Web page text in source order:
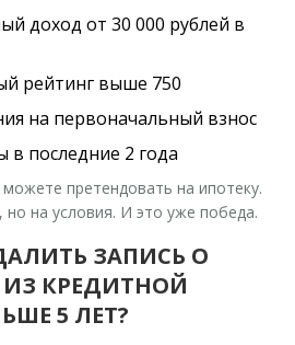
доход от 30 000 рублей в
рейтинг выше 750
на первоначальный взнос
в последние 2 года
претендовать на ипотеку.
но на условия. И это уже победа.
ЗАПИСЬ О
ИЗ КРЕДИТНОЙ
5 ЛЕТ?